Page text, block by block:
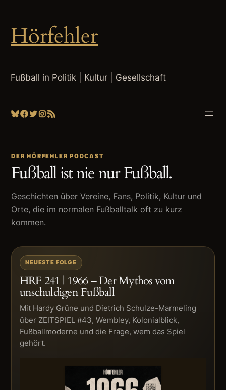
Hörfehler
Fußball in Politik | Kultur | Gesellschaft
Bluesky
Facebook
Twitter
Instagram
RSS-Feed
DER HÖRFEHLER PODCAST
Fußball ist nie nur Fußball.
Geschichten über Vereine, Fans, Politik, Kultur und
Orte, die im normalen Fußballtalk oft zu kurz
kommen.
NEUESTE FOLGE
HRF 241 | 1966 – Der Mythos vom
unschuldigen Fußball
Mit Hardy Grüne und Dietrich Schulze-Marmeling
über ZEITSPIEL #43, Wembley, Kolonialblick,
Fußballmoderne und die Frage, wem das Spiel
gehört.